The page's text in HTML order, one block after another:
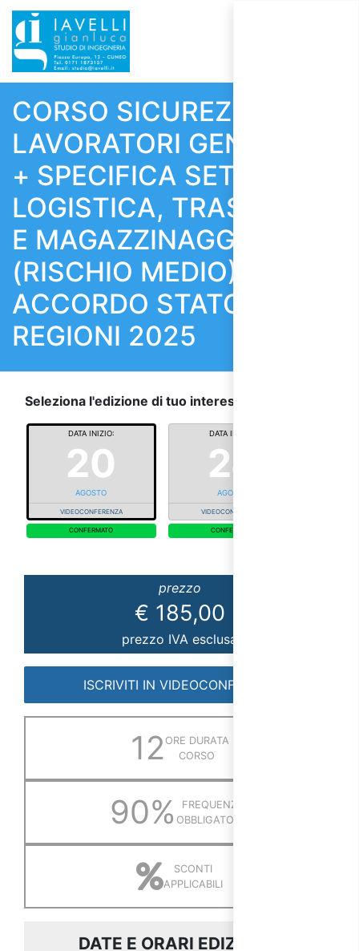
CORSO SICUREZZA
LAVORATORI GENERALE
+ SPECIFICA SETTORE
LOGISTICA, TRASPORTO
E MAGAZZINAGGIO
(RISCHIO MEDIO) -
ACCORDO STATO
REGIONI 2025